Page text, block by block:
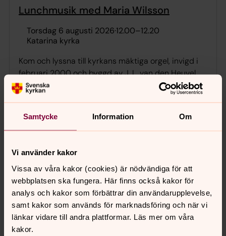
Samtycke Information Om
Vi använder kakor
Vissa av våra kakor (cookies) är nödvändiga för att
webbplatsen ska fungera. Här finns också kakor för
analys och kakor som förbättrar din användarupplevelse,
samt kakor som används för marknadsföring och när vi
länkar vidare till andra plattformar. Läs mer om våra
kakor.
Lunchmusik med Maria Wilsson
torsdag 6 augusti 2026·12.00–12.20
Katarina kyrka
Kom och lyssna till kyrkans mäktiga orgel, invigd i
februari 2000 och byggd av J. L. van den Heuvel
Orgelbouw i Dordrecht, Holland.
Konst i Katarina - Catharina Gotby
Katarina kyrka
Presence, minne - ljus och mörker. Fotografier med
utrymme for en betraktares drömmande reflektion
och upplevelse.